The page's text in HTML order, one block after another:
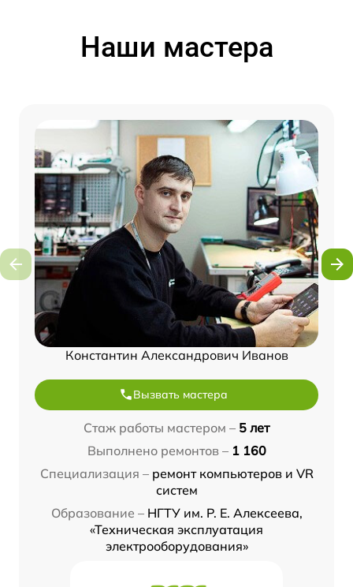
Наши мастера
Константин Александрович Иванов
Вызвать мастера
Стаж работы мастером – 5 лет
Выполнено ремонтов – 1 160
Специализация – ремонт компьютеров и VR
систем
Образование – НГТУ им. Р. Е. Алексеева,
«Техническая эксплуатация
электрооборудования»